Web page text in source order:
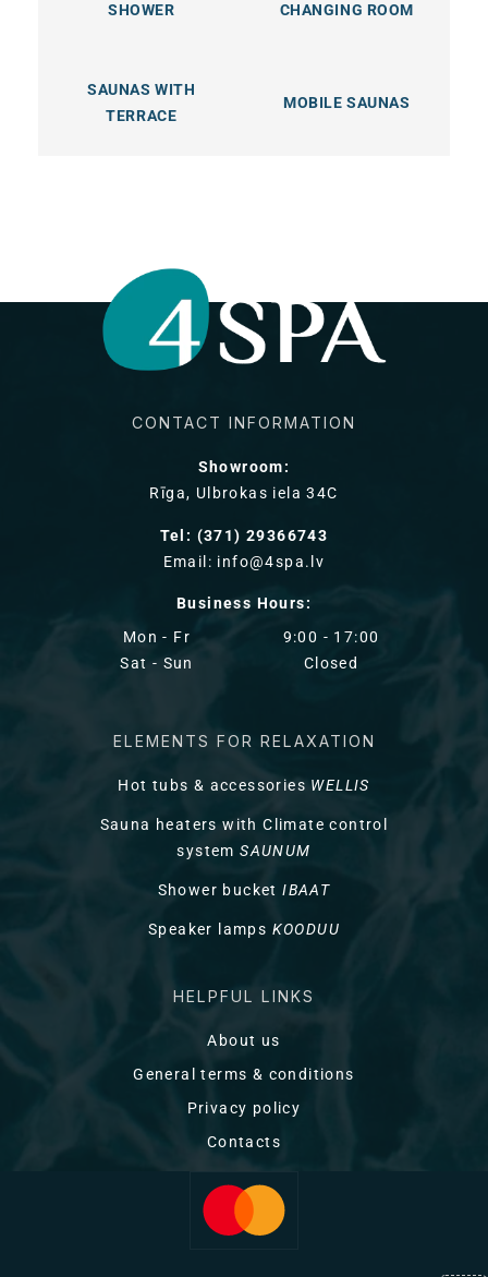
SHOWER
CHANGING ROOM
SAUNAS WITH
TERRACE
MOBILE SAUNAS
CONTACT INFORMATION
Showroom:
Rīga, Ulbrokas iela 34C
Tel: (371) 29366743
Email: info@4spa.lv
Business Hours:
Mon - Fr
Sat - Sun
9:00 - 17:00
Closed
ELEMENTS FOR RELAXATION
Hot tubs & accessories WELLIS
Sauna heaters with Climate control
systemSAUNUM
Shower bucketIBAAT
Speaker lamps KOODUU
HELPFUL LINKS
About us
General terms & conditions
Privacy policy
Contacts